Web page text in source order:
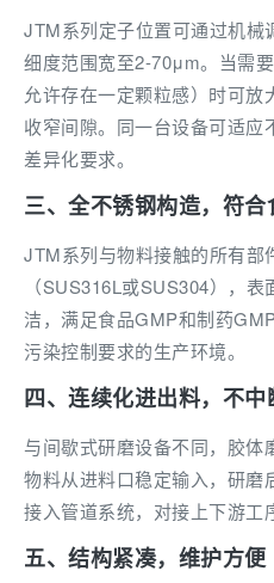
JTM系列定子位置可通过机械
细度范围宽至2-70μm。当需
允许存在一定颗粒感）时可
收窄间隙。同一台设备可适应
差异化要求。
三、全不锈钢构造，符
JTM系列与物料接触的所有部
（SUS316L或SUS304），
洁，满足食品GMP和制药
污染控制要求的生产环境。
四、连续化进出料，不中
与间歇式研磨设备不同，胶体
物料从进料口稳定输入，研磨
接入管道系统，对接上下游工
五、结构紧凑，维护方便